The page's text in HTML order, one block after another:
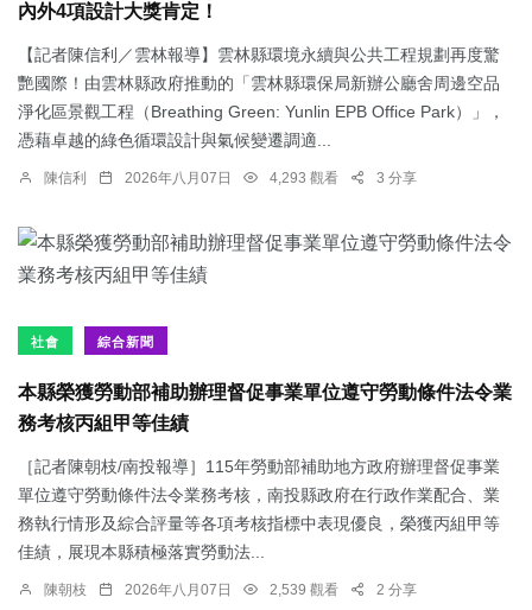
內外4項設計大獎肯定！
【記者陳信利／雲林報導】雲林縣環境永續與公共工程規劃再度驚
艷國際！由雲林縣政府推動的「雲林縣環保局新辦公廳舍周邊空品
淨化區景觀工程（Breathing Green: Yunlin EPB Office Park）」，
憑藉卓越的綠色循環設計與氣候變遷調適...
陳信利 2026年八月07日 4,293 觀看 3 分享
社會 綜合新聞
本縣榮獲勞動部補助辦理督促事業單位遵守勞動條件法令業
務考核丙組甲等佳績
［記者陳朝枝/南投報導］115年勞動部補助地方政府辦理督促事業
單位遵守勞動條件法令業務考核，南投縣政府在行政作業配合、業
務執行情形及綜合評量等各項考核指標中表現優良，榮獲丙組甲等
佳績，展現本縣積極落實勞動法...
陳朝枝 2026年八月07日 2,539 觀看 2 分享